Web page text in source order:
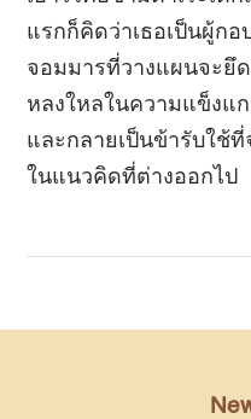
แรกก็คิดว่าเธอเป็นผู้กอ
จอมมารที่วางแผนจะยึ
หลงใหลในความแข็งแ
และกลายเป็นข้ารับใช้
ในแนวคิดที่ต่างออกไป